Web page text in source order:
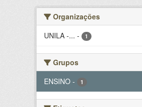
Organizações
UNILA -... - 1
Grupos
ENSINO - 1